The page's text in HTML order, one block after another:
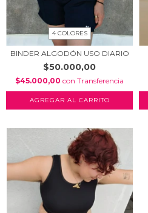
4 COLORES
BINDER ALGODÓN USO DIARIO
$50.000,00
$45.000,00 con Transferencia
AGREGAR AL CARRITO